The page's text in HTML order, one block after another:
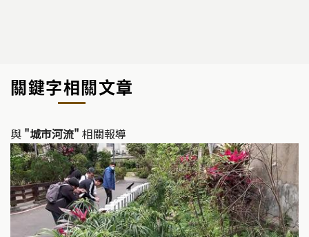
關鍵字相關文章
與 "城市河流" 相關報導